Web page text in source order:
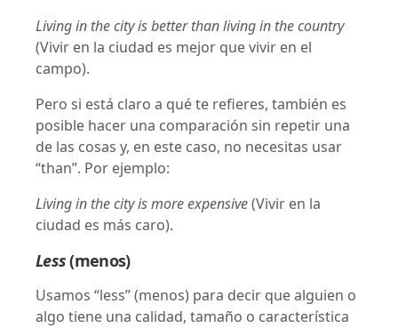
Living in the city is better than living in the country
(Vivir en la ciudad es mejor que vivir en el
campo).
Pero si está claro a qué te refieres, también es
posible hacer una comparación sin repetir una
de las cosas y, en este caso, no necesitas usar
“than”. Por ejemplo:
Living in the city is more expensive(Vivir en la
ciudad es más caro).
Less(menos)
Usamos “less” (menos) para decir que alguien o
algo tiene una calidad, tamaño o característica